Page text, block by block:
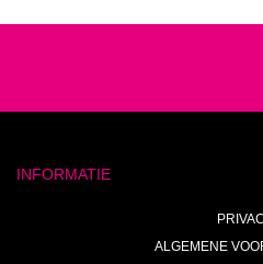
INFORMATIE
ALGEMENE